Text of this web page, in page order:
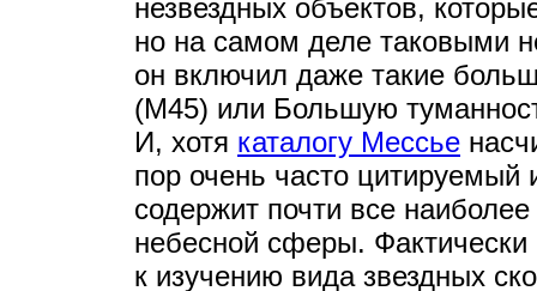
незвездных объектов,
но на самом деле таковыми
он включил даже такие
(М45) или Большую
И, хотя каталогу Мессье
пор очень часто цитируемый
содержит почти все
небесной сферы.
к изучению вида звездных